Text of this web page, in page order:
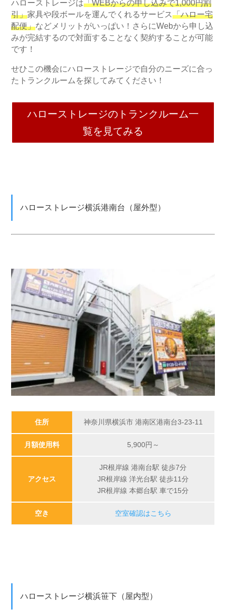
ハローストレージは「WEBからの申し込みで1,000円割
引」家具や段ボールを運んでくれるサービス「ハロー宅
配便」などメリットがいっぱい！さらにWebから申し込
みが完結するので対面することなく契約することが可能
です！
せひこの機会にハローストレージで自分のニーズに合っ
たトランクルームを探してみてください！
ハローストレージのトランクルーム一
覧を見てみる
ハローストレージ横浜港南台（屋外型）
住所 神奈川県横浜市 港南区港南台3-23-11
月額使用料 5,900円～
アクセス
JR根岸線 港南台駅 徒歩7分
JR根岸線 洋光台駅 徒歩11分
JR根岸線 本郷台駅 車で15分
空き 空室確認はこちら
ハローストレージ横浜笹下（屋内型）